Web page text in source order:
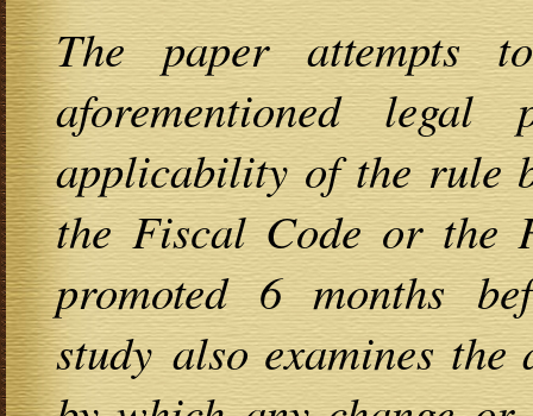
The paper attempts
aforementioned legal
applicability of the rule
the Fiscal Code or the
promoted 6 months
study also examines the